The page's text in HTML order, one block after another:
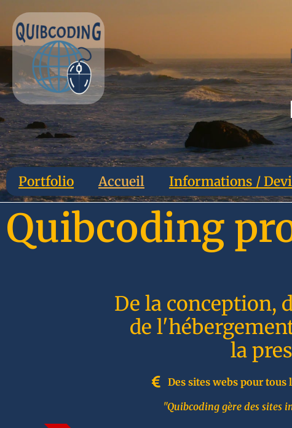
Portfolio Accueil Informations /
Quibcoding
De la conception,
de
la
Des sites webs pour tous
"Quibcoding gère des sites